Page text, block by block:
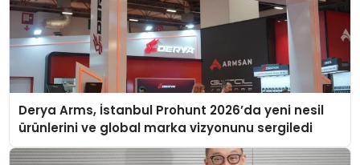
Derya Arms, İstanbul Prohunt 2026’da yeni nesil
ürünlerini ve global marka vizyonunu sergiledi